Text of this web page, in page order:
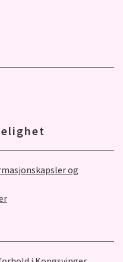
og